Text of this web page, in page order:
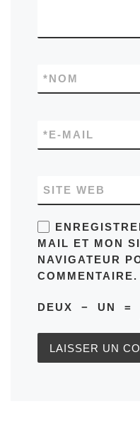
NOM
*
E-MAIL
*
SITE WEB
MAIL ET MON
NAVIGATEUR
COMMENTAIRE.
DEUX − UN =